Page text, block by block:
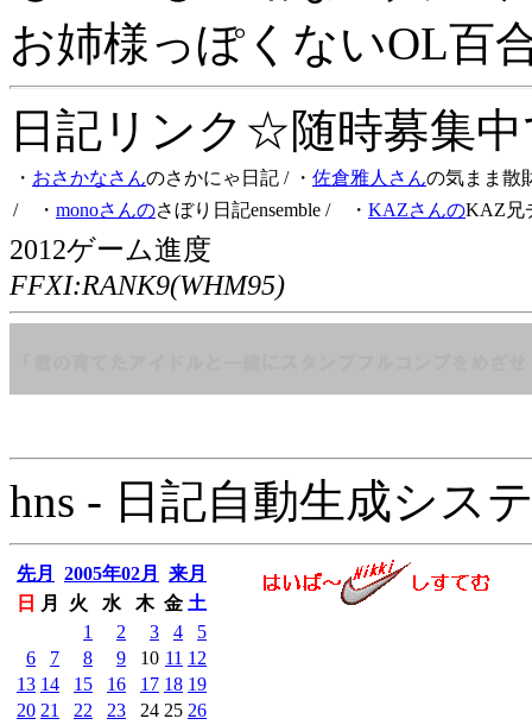
お姉様っぽくないOL百
日記リンク☆随時募集
・ おさかなさんのさかにゃ日記 / ・ 佐倉雅人さんの気まま散
/ ・ monoさんのさぼり日記ensemble / ・ KAZさんのKAZ兄
2012ゲーム進度
FFXI:RANK9(WHM95)
hns - 日記自動生成シス
先月 2005年02月
来月
日
月 火 水 木 金 土
1
2 3 4
5
6
7 8 9 10 11 12
13 14 15 16 17 18 19
20 21 22 23 24 25 26